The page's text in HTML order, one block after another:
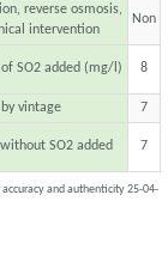
reverse osmosis,
intervention
Non
SO2 added (mg/l) 8
vintage 7
SO2 added 7
accuracy and authenticity 25-04-